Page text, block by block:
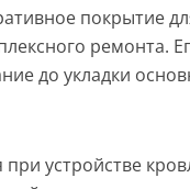
покрытие
ремонта.
до укладки
устройстве